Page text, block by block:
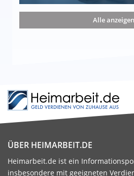
die 15 besten Möglichkeiten
Alle anzeigen
ÜBER HEIMARBEIT.DE
Heimarbeit.de ist ein
insbesondere mit geeigneten